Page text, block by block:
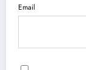
Email